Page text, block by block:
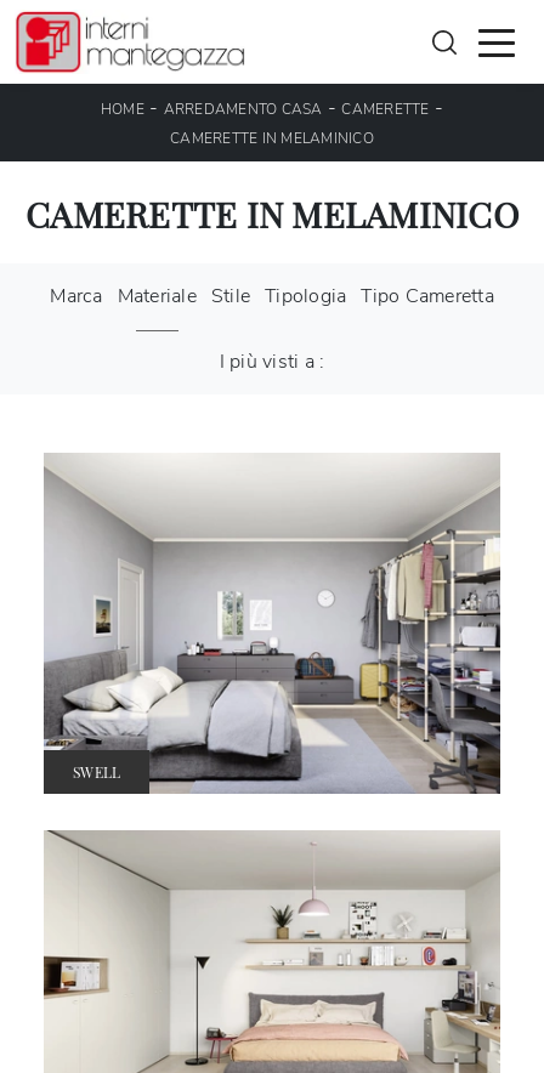
HOME- ARREDAMENTO CASA -CAMERETTE -
CAMERETTE IN MELAMINICO
CAMERETTE IN MELAMINICO
Marca Materiale Stile Tipologia Tipo Cameretta
I più visti a :
SWELL